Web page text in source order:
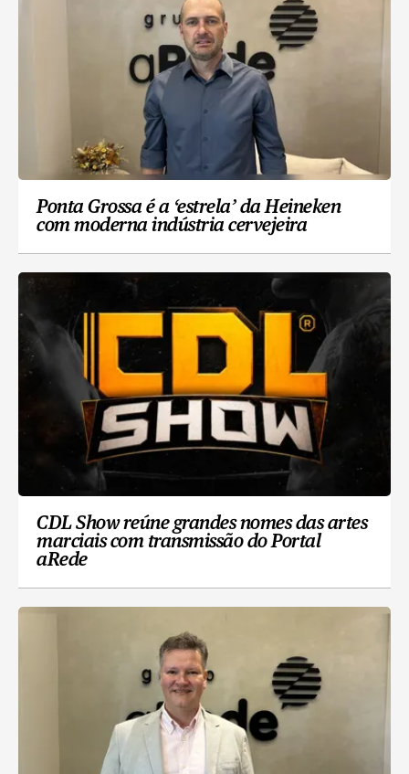
Ponta Grossa é a ‘estrela’ da Heineken
com moderna indústria cervejeira
CDL Show reúne grandes nomes das artes
marciais com transmissão do Portal
aRede